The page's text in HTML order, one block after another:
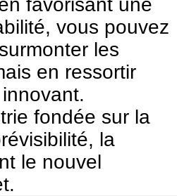
vous pouvez
les
en ressortir
fondée sur la
la
le nouvel